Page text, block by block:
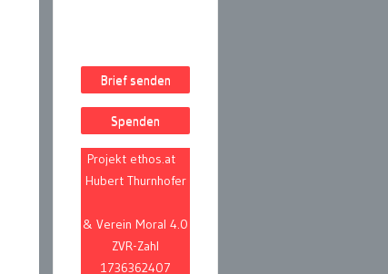
Brief senden
Spenden
Projekt ethos.at
Hubert Thurnhofer
& Verein Moral 4.0
ZVR-Zahl
1736362407